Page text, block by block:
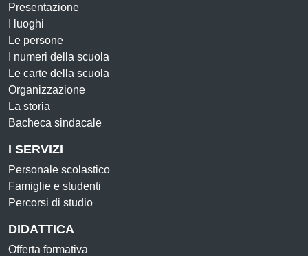
Presentazione
I luoghi
Le persone
I numeri della scuola
Le carte della scuola
Organizzazione
La storia
Bacheca sindacale
I SERVIZI
Personale scolastico
Famiglie e studenti
Percorsi di studio
DIDATTICA
Offerta formativa